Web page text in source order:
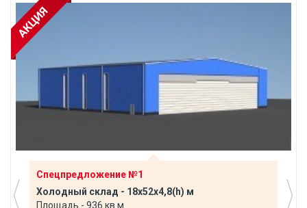
Спецпредложение №1
Холодный склад - 18х52х4,8(h) м
Площадь - 936 кв.м